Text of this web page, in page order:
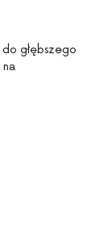
głębszego
na